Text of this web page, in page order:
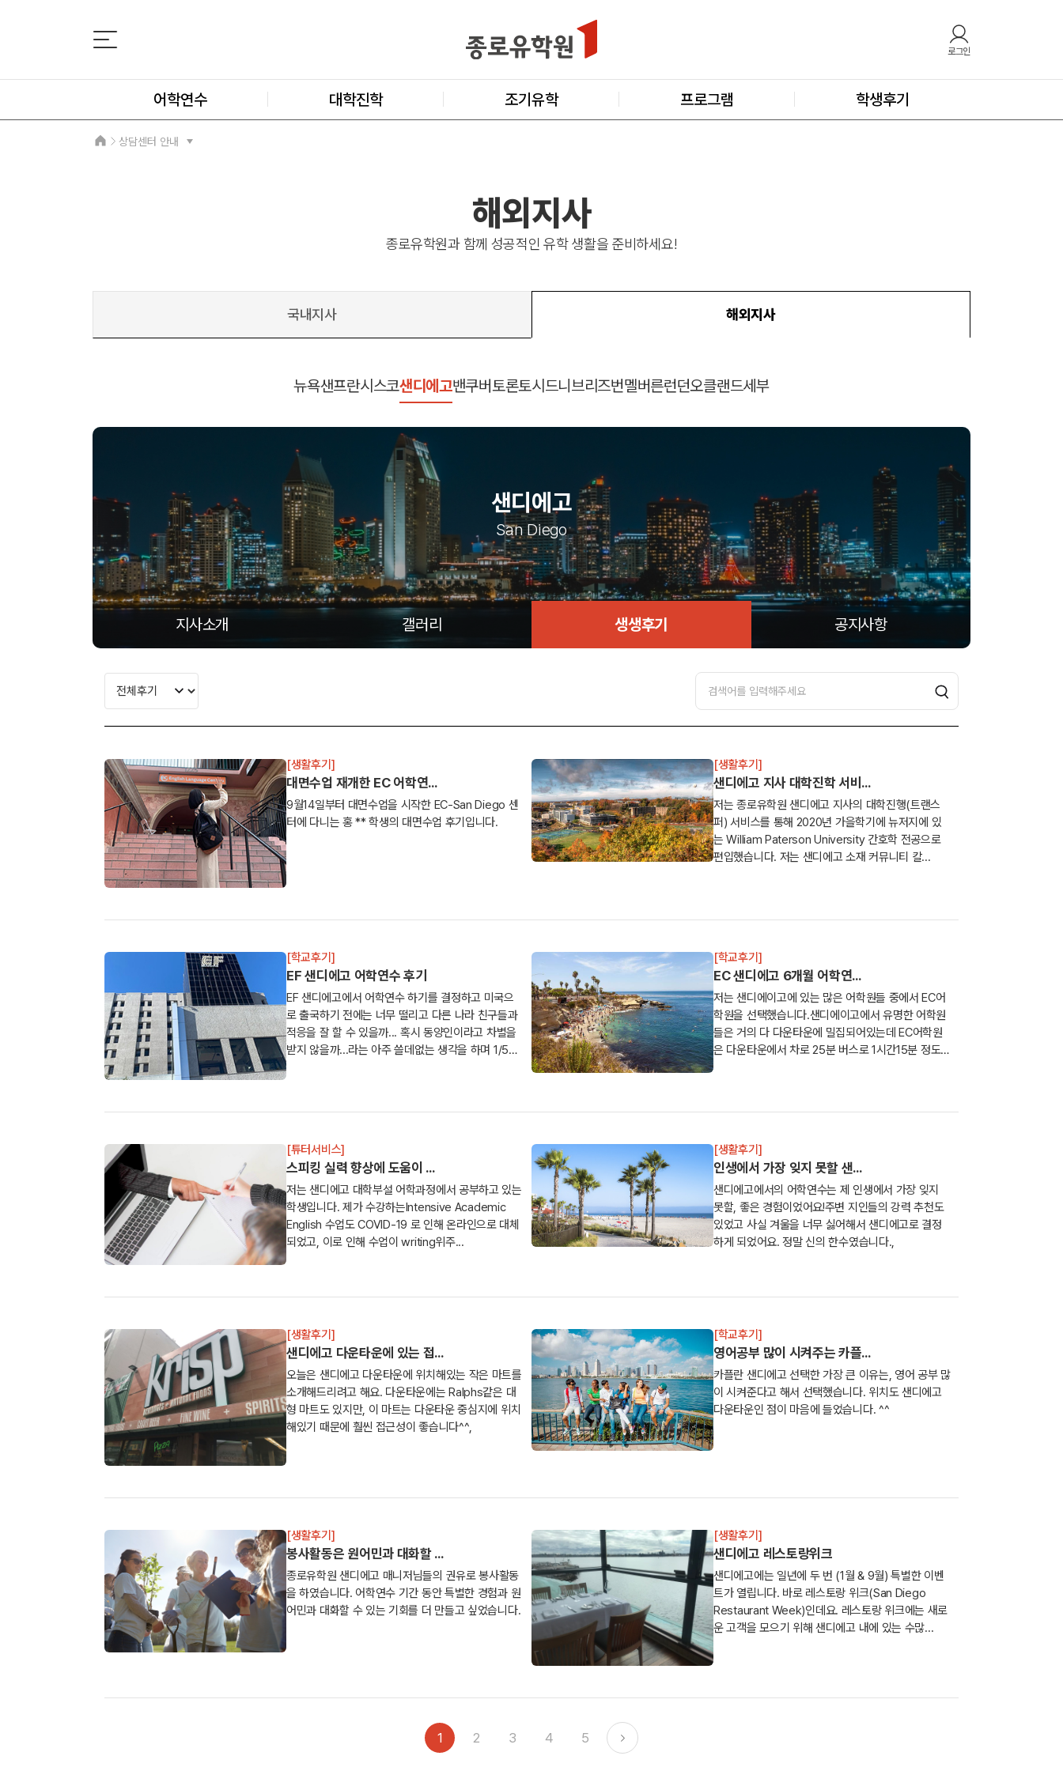
로그인
어학연수 대학진학 조기유학 프로그램 학생후기
상담센터 안내
해외지사
종로유학원과 함께 성공적인 유학 생활을 준비하세요!
국내지사 해외지사
뉴욕샌프란시스코샌디에고밴쿠버토론토시드니 브리즈번멜버른런던오클랜드세부
샌디에고
San Diego
지사소개 갤러리 생생후기 공지사항
[생활후기]
대면수업 재개한 EC 어학연...
9월14일부터 대면수업을 시작한 EC-San Diego 센
터에 다니는 홍 ** 학생의 대면수업 후기입니다.
[생활후기]
샌디에고 지사 대학진학 서비...
저는 종로유학원 샌디에고 지사의 대학진행(트랜스
퍼) 서비스를 통해 2020년 가을학기에 뉴저지에 있
는 William Paterson University 간호학 전공으로
편입했습니다. 저는 샌디에고 소재 커뮤니티 칼...
[학교후기]
EF 샌디에고 어학연수 후기
EF 샌디에고에서 어학연수 하기를 결정하고 미국으
로 출국하기 전에는 너무 떨리고 다른 나라 친구들과
적응을 잘 할 수 있을까... 혹시 동양인이라고 차별을
받지 않을까...라는 아주 쓸데없는 생각을 하며 1/5일
[학교후기]
EC 샌디에고 6개월 어학연...
저는 샌디에이고에 있는 많은 어학원들 중에서 EC어
학원을 선택했습니다.샌디에이고에서 유명한 어학원
들은 거의 다 다운타운에 밀집되어있는데 EC어학원
은 다운타운에서 차로 25분 버스로 1시간15분 정도
[튜터서비스]
스피킹 실력 향상에 도움이 ...
저는 샌디에고 대학부설 어학과정에서 공부하고 있는
학생입니다. 제가 수강하는Intensive Academic
English 수업도 COVID-19 로 인해 온라인으로 대체
되었고, 이로 인해 수업이 writing위주...
[생활후기]
인생에서 가장 잊지 못할 샌...
샌디에고에서의 어학연수는 제 인생에서 가장 잊지
못할, 좋은 경험이었어요!주변 지인들의 강력 추천도
있었고 사실 겨울을 너무 싫어해서 샌디에고로 결정
하게 되었어요. 정말 신의 한수였습니다.,
[생활후기]
샌디에고 다운타운에 있는 접...
오늘은 샌디에고 다운타운에 위치해있는 작은 마트를
소개해드리려고 해요. 다운타운에는 Ralphs같은 대
형 마트도 있지만, 이 마트는 다운타운 중심지에 위치
해있기 때문에 훨씬 접근성이 좋습니다^^,
[학교후기]
영어공부 많이 시켜주는 카플...
카플란 샌디에고 선택한 가장 큰 이유는, 영어 공부 많
이 시켜준다고 해서 선택했습니다. 위치도 샌디에고
다운타운인 점이 마음에 들었습니다. ^^
[생활후기]
봉사활동은 원어민과 대화할 ...
종로유학원 샌디에고 매니저님들의 권유로 봉사활동
을 하였습니다. 어학연수 기간 동안 특별한 경험과 원
어민과 대화할 수 있는 기회를 더 만들고 싶었습니다.
[생활후기]
샌디에고 레스토랑위크
샌디에고에는 일년에 두 번 (1월 & 9월) 특별한 이벤
트가 열립니다. 바로 레스토랑 위크(San Diego
Restaurant Week)인데요. 레스토랑 위크에는 새로
운 고객을 모으기 위해 샌디에고 내에 있는 수많...
1 2 3 4 5